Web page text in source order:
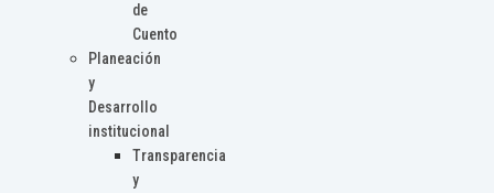
de
Cuento
Planeación
y
Desarrollo
institucional
Transparencia
y